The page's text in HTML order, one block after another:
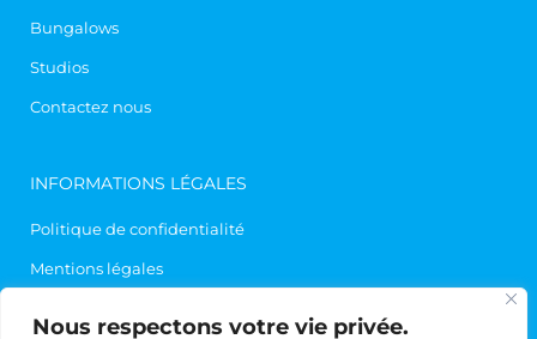
Nous respectons votre vie privée.
Bungalows
Studios
Contactez nous
INFORMATIONS LÉGALES
Politique de confidentialité
Mentions légales